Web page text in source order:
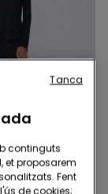
continguts
et proposarem
Fent
de cookies;
Tanca